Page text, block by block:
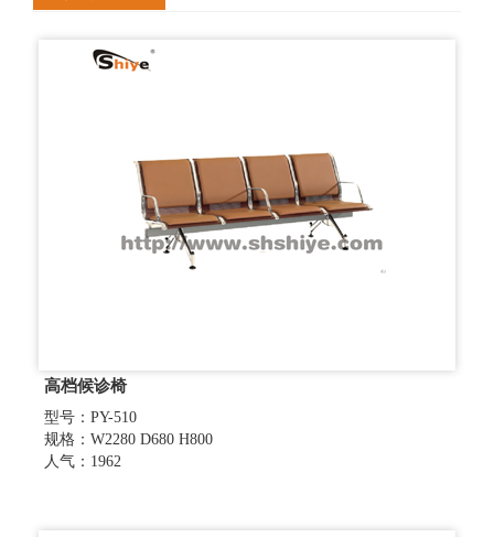
高档候诊椅
型号：PY-510
规格：W2280 D680 H800
人气：1962